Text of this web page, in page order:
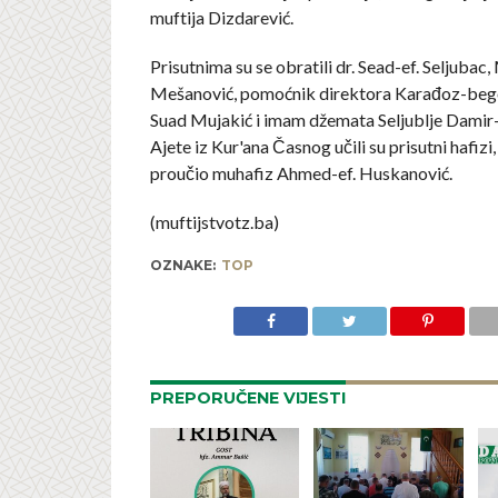
muftija Dizdarević.
Prisutnima su se obratili dr. Sead-ef.
Mešanović, pomoćnik direktora Karađoz-
Suad Mujakić i imam džemata Seljublje
Ajete iz Kur'ana Časnog učili su prisutni
proučio muhafiz Ahmed-ef. Huskanović.
(muftijstvotz.ba)
OZNAKE: TOP
PREPORUČENE VIJESTI